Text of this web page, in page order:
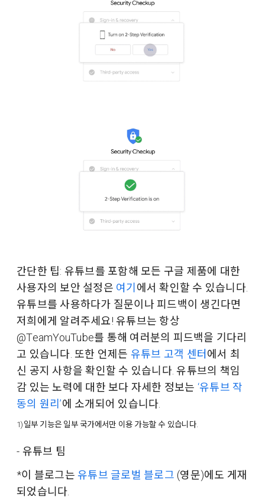
간단한 팁: 유튜브를 포함해 모든 구글 제품에 대한
사용자의 보안 설정은 여기 에서 확인할 수 있습니다.
유튜브를 사용하다가 질문이나 피드백이 생긴다면
저희에게 알려주세요! 유튜브는 항상
@TeamYouTube를 통해 여러분의 피드백을 기다리
고 있습니다. 또한 언제든 유튜브 고객 센터 에서 최
신 공지 사항을 확인할 수 있습니다. 유튜브의 책임
감 있는 노력에 대한 보다 자세한 정보는 ‘유튜브 작
동의 원리’에 소개되어 있습니다.
1)일부 기능은 일부 국가에서만 이용 가능할 수 있습니다.
- 유튜브 팀
*이 블로그는 유튜브 글로벌 블로그 (영문)에도 게재
되었습니다.